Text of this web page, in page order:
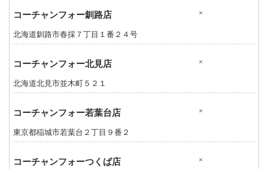
コーチャンフォー釧路店 ×
北海道釧路市春採７丁目１番２４号
コーチャンフォー北見店 ×
北海道北見市並木町５２１
コーチャンフォー若葉台店 ×
東京都稲城市若葉台２丁目９番２
コーチャンフォーつくば店 ×